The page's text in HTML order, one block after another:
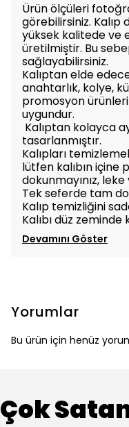
Ürün ölçüleri
görebilirsiniz. Kalıp
yüksek kalitede ve
üretilmiştir. Bu
sağlayabilirsiniz.
Kalıptan elde
anahtarlık, kolye,
promosyon
uygundur.
Kalıptan kolayca
tasarlanmıştır.
Kalıpları
lütfen kalıbın içine
dokunmayınız,
Tek seferde tam
Kalıp temizliğini
Kalıbı düz zeminde
Devamını Göster
Yorumlar
Bu ürün için henüz
Çok